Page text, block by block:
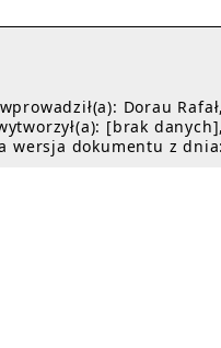
Dorau
[brak
wersja dokumentu z